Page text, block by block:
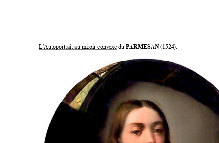
L’Autoportrait au miroir convexe du PARMESAN (1524).